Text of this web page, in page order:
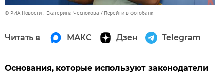
© РИА Новости . Екатерина Чеснокова Перейти в фотобанк
Читать в МАКС Дзен Telegram
Основания, которые используют законодатели